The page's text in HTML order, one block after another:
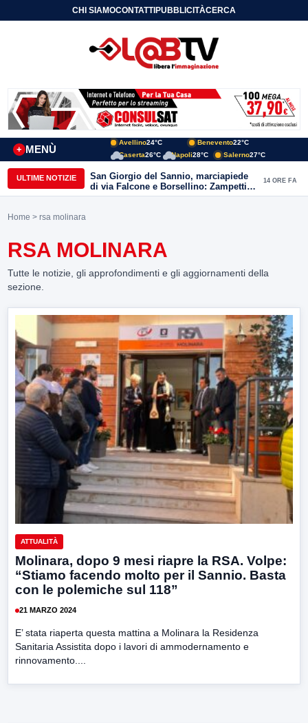
CHI SIAMOCONTATTIPUBBLICITÀCERCA
MENÙ
+
Avellino24°C Benevento22°C
Caserta26°C Napoli28°C Salerno27°C
ULTIME NOTIZIE
San Giorgio del Sannio, marciapiede
di via Falcone e Borsellino: Zampetti e
Lombardi replicano alle polemiche
14 ORE FA
Home > rsa molinara
RSA MOLINARA
Tutte le notizie, gli approfondimenti e gli aggiornamenti della
sezione.
ATTUALITÀ
Molinara, dopo 9 mesi riapre la RSA. Volpe:
“Stiamo facendo molto per il Sannio. Basta
con le polemiche sul 118”
21 MARZO 2024
E’ stata riaperta questa mattina a Molinara la Residenza
Sanitaria Assistita dopo i lavori di ammodernamento e
rinnovamento....